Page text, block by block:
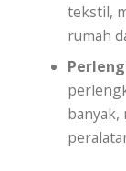
tekstil,
rumah
banyak,